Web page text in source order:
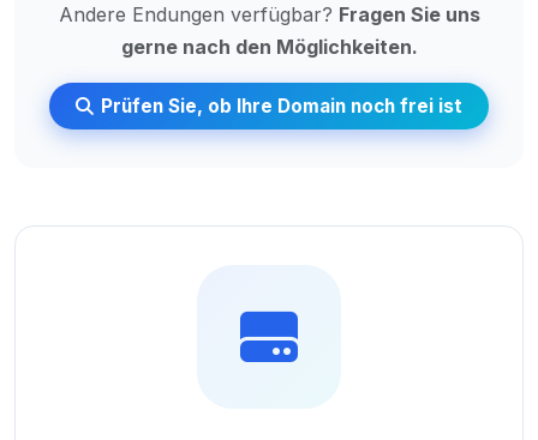
Andere Endungen verfügbar? Fragen Sie uns
gerne nach den Möglichkeiten.
Prüfen Sie, ob Ihre Domain noch frei ist